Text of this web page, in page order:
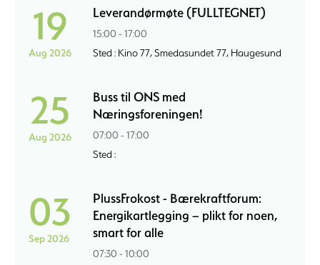
19
Aug 2026
Leverandørmøte (FULLTEGNET)
15:00 - 17:00
Sted : Kino 77, Smedasundet 77, Haugesund
25
Aug 2026
Buss til ONS med
Næringsforeningen!
07:00 - 17:00
Sted :
03
Sep 2026
PlussFrokost - Bærekraftforum:
Energikartlegging – plikt for noen,
smart for alle
07:30 - 10:00